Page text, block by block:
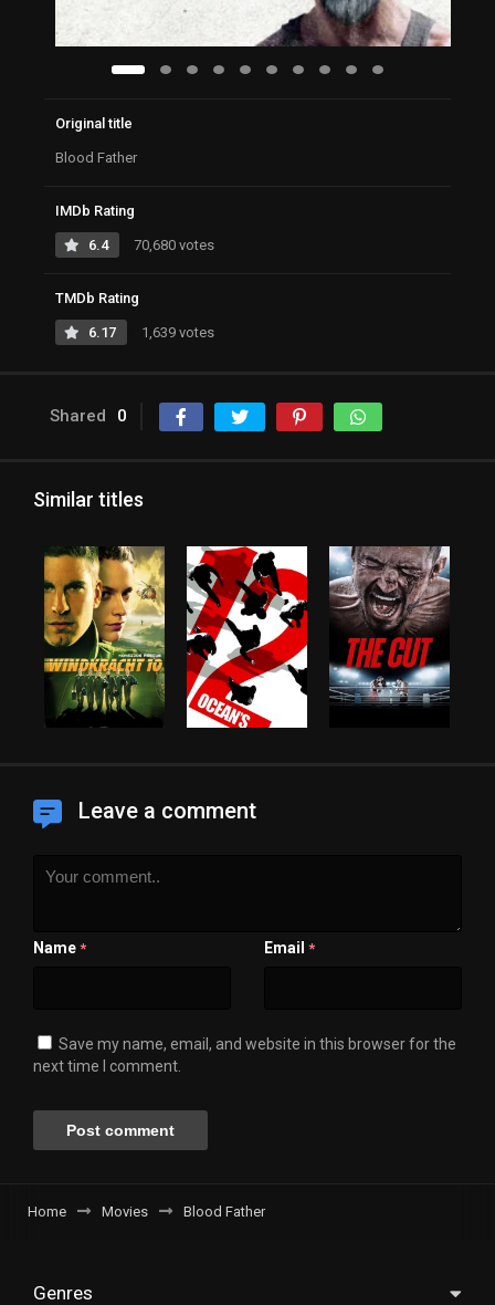
Original title
Blood Father
IMDb Rating
6.4 70,680 votes
TMDb Rating
6.17 1,639 votes
Shared 0
Similar titles
Leave a comment
Name * Email *
Save my name, email, and website in this browser for the
next time I comment.
Home Movies Blood Father
Genres